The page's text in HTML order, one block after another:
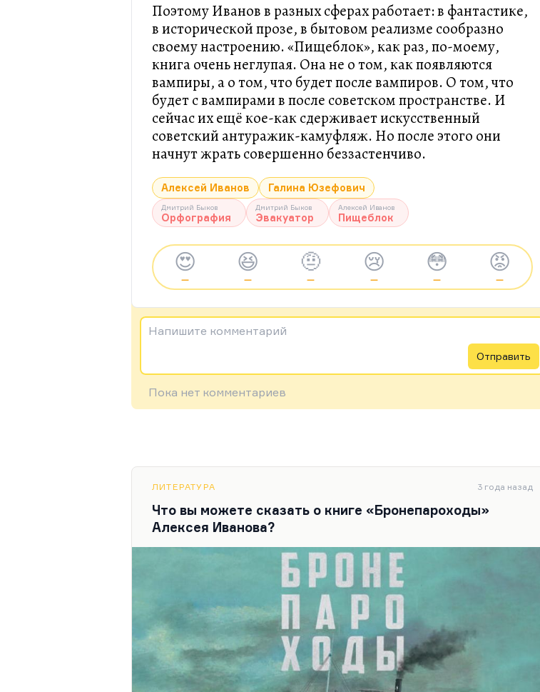
Поэтому Иванов в разных сферах работает: в фантастике,
в исторической прозе, в бытовом реализме сообразно
своему настроению. «Пищеблок», как раз, по-моему,
книга очень неглупая. Она не о том, как появляются
вампиры, а о том, что будет после вампиров. О том, что
будет с вампирами в после советском пространстве. И
сейчас их ещё кое-как сдерживает искусственный
советский антуражик-камуфляж. Но после этого они
начнут жрать совершенно беззастенчиво.
Алексей Иванов Галина Юзефович
Дмитрий Быков
Орфография
Дмитрий Быков
Эвакуатор
Алексей Иванов
Пищеблок
😍
—
😆
—
🤨
—
😢
—
😳
—
😡
—
Напишите комментарий
Отправить
Пока нет комментариев
ЛИТЕРАТУРА 3 года назад
Что вы можете сказать о книге «Бронепароходы»
Алексея Иванова?